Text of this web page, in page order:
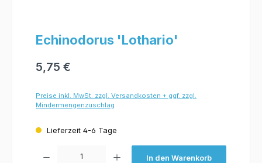
Echinodorus 'Lothario'
5,75 €
Preise inkl. MwSt. zzgl. Versandkosten + ggf. zzgl.
Mindermengenzuschlag
Lieferzeit 4-6 Tage
In den Warenkorb